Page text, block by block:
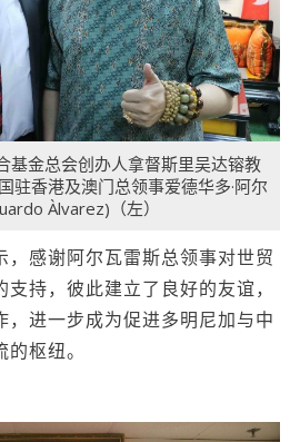
基金总会创办人拿督斯里吴达镕教
驻香港及澳门总领事爱德华多·阿尔
Àlvarez)（左）
，感谢阿尔瓦雷斯总领事对世贸
持，彼此建立了良好的友谊，
，进一步成为促进多明尼加与中
枢纽。